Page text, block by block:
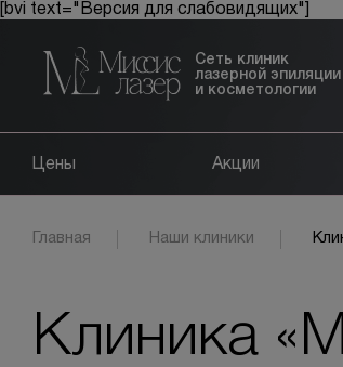
[bvi text="Версия для слабовидящих"]
Сеть клиник
лазерной эпиляции
и косметологии
Цены Акции
Главная Наши клиники
Клиника